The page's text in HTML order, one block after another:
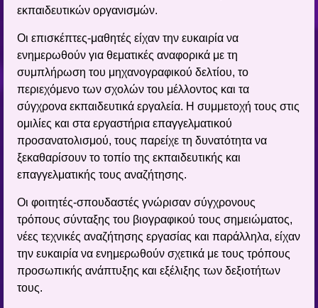
εκπαιδευτικών οργανισμών.
Οι επισκέπτες-μαθητές είχαν την ευκαιρία να
ενημερωθούν για θεματικές αναφορικά με τη
συμπλήρωση του μηχανογραφικού δελτίου, το
περιεχόμενο των σχολών του μέλλοντος και τα
σύγχρονα εκπαιδευτικά εργαλεία. Η συμμετοχή τους στις
ομιλίες και στα εργαστήρια επαγγελματικού
προσανατολισμού, τους παρείχε τη δυνατότητα να
ξεκαθαρίσουν το τοπίο της εκπαιδευτικής και
επαγγελματικής τους αναζήτησης.
Οι φοιτητές-σπουδαστές γνώρισαν σύγχρονους
τρόπους σύνταξης του βιογραφικού τους σημειώματος,
νέες τεχνικές αναζήτησης εργασίας και παράλληλα, είχαν
την ευκαιρία να ενημερωθούν σχετικά με τους τρόπους
προσωπικής ανάπτυξης και εξέλιξης των δεξιοτήτων
τους.